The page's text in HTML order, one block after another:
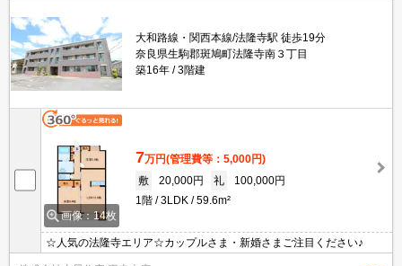
大和路線・関西本線/法隆寺駅 徒歩19分
奈良県生駒郡斑鳩町法隆寺南３丁目
築16年
3階建
画像：14枚
7万円(管理費等：5,000円)
敷
20,000円 礼
100,000円
1階
3LDK 59.6m²
☆人気の法隆寺エリア☆カップルさま・新婚さまご注目ください♪